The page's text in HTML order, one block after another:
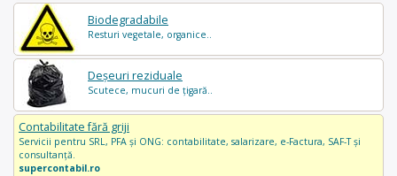
Biodegradabile
Resturi vegetale, organice..
Deșeuri reziduale
Scutece, mucuri de țigară..
Contabilitate fără griji
Servicii pentru SRL, PFA și ONG: contabilitate, salarizare, e-Factura, SAF-T și
consultanță.
supercontabil.ro